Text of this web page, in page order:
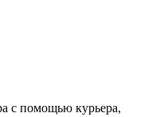
с помощью курьера,